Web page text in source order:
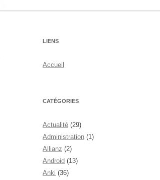
LIENS
Accueil
CATÉGORIES
Actualité (29)
Administration (1)
Allianz (2)
Android (13)
Anki (36)